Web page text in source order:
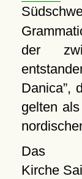
der
Danica ,
gelten
Das
Kirche